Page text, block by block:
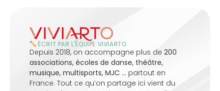
ÉCRIT PAR L'ÉQUIPE VIVIARTO
Depuis 2018, on accompagne plus de 200
associations, écoles de danse, théâtre,
musique, multisports, MJC … partout en
France. Tout ce qu’on partage ici vient du